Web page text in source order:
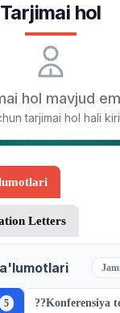
Tarjimai hol
hol mavjud
tarjimai hol hali
Letters
5 ??Konferensiya